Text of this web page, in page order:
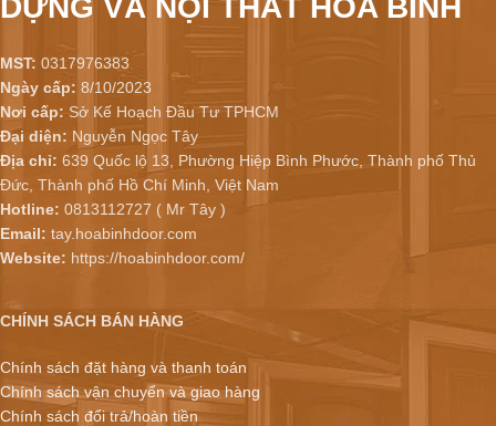
MST: 0317976383
Ngày cấp: 8/10/2023
Nơi cấp: Sở Kế Hoạch Đầu Tư TPHCM
Đại diện: Nguyễn Ngọc Tây
Địa chỉ: 639 Quốc lộ 13, Phường Hiệp Bình Phước, Thành phố Thủ
Đức, Thành phố Hồ Chí Minh, Việt Nam
Hotline: 0813112727 ( Mr Tây )
Email: tay.hoabinhdoor.com
Website: https://hoabinhdoor.com/
CHÍNH SÁCH BÁN HÀNG
Chính sách đặt hàng và thanh toán
Chính sách vận chuyển và giao hàng
Chính sách đổi trả/hoàn tiền